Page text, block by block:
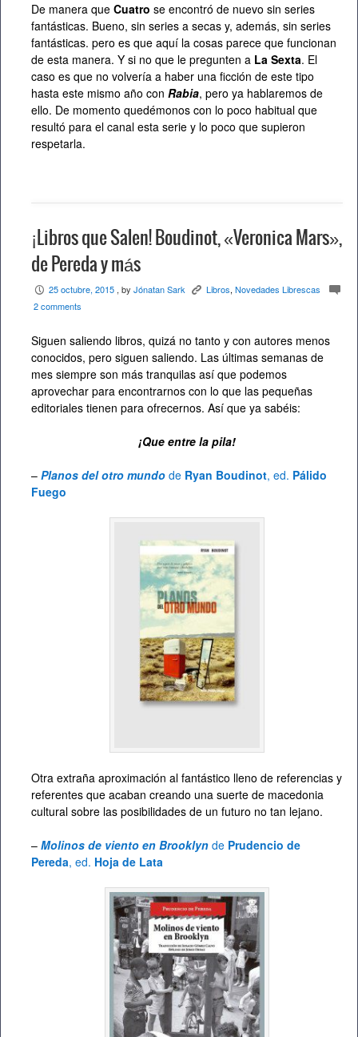
De manera que Cuatro se encontró de nuevo sin series
fantásticas. Bueno, sin series a secas y, además, sin series
fantásticas. pero es que aquí la cosas parece que funcionan
de esta manera. Y si no que le pregunten a La Sexta. El
caso es que no volvería a haber una ficción de este tipo
hasta este mismo año con Rabia, pero ya hablaremos de
ello. De momento quedémonos con lo poco habitual que
resultó para el canal esta serie y lo poco que supieron
respetarla.
¡Libros que Salen! Boudinot, «Veronica Mars»,
de Pereda y más
P 25 octubre, 2015 , by Jónatan Sark K Libros,Novedades Librescas c
2 comments
Siguen saliendo libros, quizá no tanto y con autores menos
conocidos, pero siguen saliendo. Las últimas semanas de
mes siempre son más tranquilas así que podemos
aprovechar para encontrarnos con lo que las pequeñas
editoriales tienen para ofrecernos. Así que ya sabéis:
¡Que entre la pila!
– Planos del otro mundo de Ryan Boudinot, ed. Pálido
Fuego
Otra extraña aproximación al fantástico lleno de referencias y
referentes que acaban creando una suerte de macedonia
cultural sobre las posibilidades de un futuro no tan lejano.
– Molinos de viento en Brooklyn de Prudencio de
Pereda, ed. Hoja de Lata